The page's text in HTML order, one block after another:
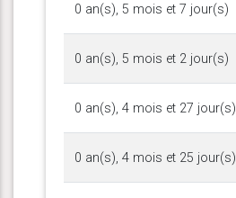
0 an(s), 5 mois et 7 jour(s)
0 an(s), 5 mois et 2 jour(s)
0 an(s), 4 mois et 27 jour(s)
0 an(s), 4 mois et 25 jour(s)